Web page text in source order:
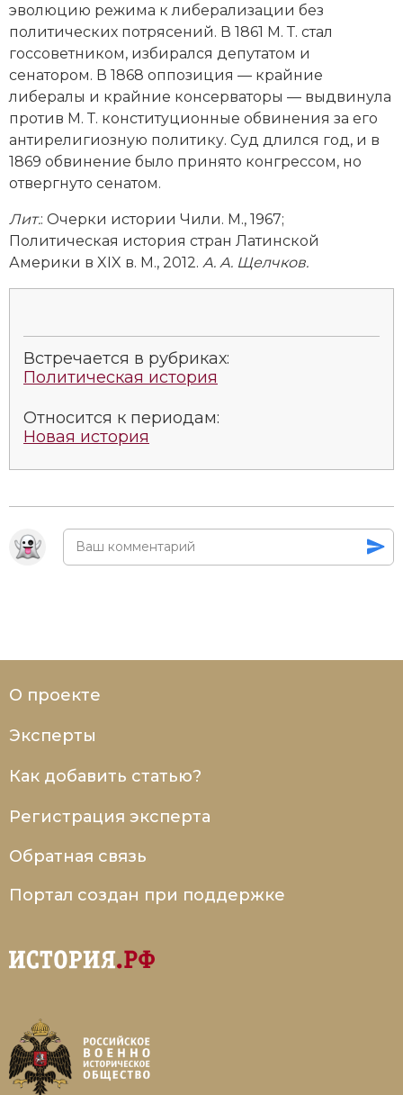
Южная Америка
эволюцию режима к либерализации без
политических потрясений. В 1861 М. Т. стал
госсоветником, избирался депутатом и
сенатором. В 1868 оппозиция — крайние
либералы и крайние консерваторы — выдвинула
против М. Т. конституционные обвинения за его
антирелигиозную политику. Суд длился год, и в
1869 обвинение было принято конгрессом, но
отвергнуто сенатом.
Лит.: Очерки истории Чили. М., 1967;
Политическая история стран Латинской
Америки в XIX в. М., 2012. А. А. Щелчков.
Встречается в рубриках:
Политическая история
Относится к периодам:
Новая история
О проекте
Эксперты
Как добавить статью?
Регистрация эксперта
Обратная связь
Портал создан при поддержке